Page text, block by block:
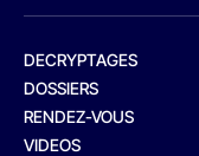
DECRYPTAGES
DOSSIERS
RENDEZ-VOUS
VIDEOS